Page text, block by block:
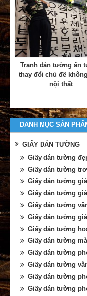
Tranh dán tường ấn
thay đổi chủ đề
nội thất
DANH MỤC SẢN
GIẤY DÁN TƯỜNG
Giấy dán tường
Giấy dán tường
Giấy dán tường
Giấy dán tường
Giấy dán tường
Giấy dán tường
Giấy dán tường
Giấy dán tường
Giấy dán tường
Giấy dán tường
Giấy dán tường
Giấy dán tường